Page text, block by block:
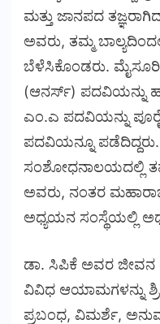
ಮತ್ತು ಜಾನಪದ
ಅವರು, ತಮ್ಮ
ಬೆಳೆಸಿಕೊಂಡರು.
(ಆನರ್ಸ್) ಪದವಿಯನ್ನು
ಎಂ.ಎ ಪದವಿಯನ್ನು
ಪದವಿಯನ್ನೂ ಪಡೆದಿದ್ದರು.
ಸಂಶೋಧನಾಲಯದಲ್ಲಿ
ಅವರು, ನಂತರ
ಅಧ್ಯಯನ ಸಂಸ್ಥೆಯಲ್ಲಿ
ಡಾ. ಸಿಪಿಕೆ ಅವರ ಜೀವನ
ವಿವಿಧ ಆಯಾಮಗಳನ್ನು
ಪ್ರಬಂಧ, ವಿಮರ್ಶೆ,